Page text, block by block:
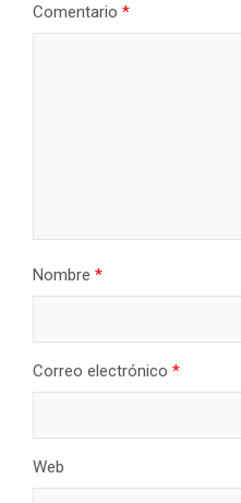
Comentario *
Nombre *
Correo electrónico *
Web